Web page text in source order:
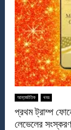
আন্তর্জাতিক খবর
প্রথম ট্রাম্প
লেভেলের সংস্করণ